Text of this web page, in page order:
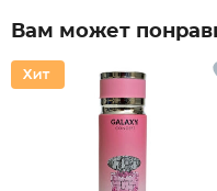
Вам может